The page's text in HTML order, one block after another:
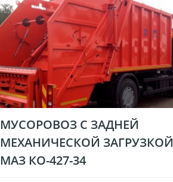
МУСОРОВОЗ С ЗАДНЕЙ
МЕХАНИЧЕСКОЙ ЗАГРУЗКОЙ
МАЗ КО-427-34